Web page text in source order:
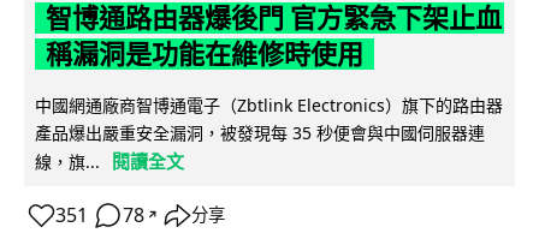
智博通路由器爆後門 官方緊急下架止血
稱漏洞是功能在維修時使用
中國網通廠商智博通電子（Zbtlink Electronics）旗下的路由器
產品爆出嚴重安全漏洞，被發現每 35 秒便會與中國伺服器連
線，旗...
閱讀全文
351 78 ↗ 分享